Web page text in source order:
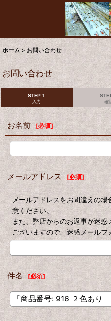
ホーム > お問い合わせ
お問い合わせ
STEP 1
入力
確
お名前 [必須]
メールアドレス [必須]
メールアドレスをお間違えの
意ください。
また、弊店からのお返事が迷
ございますので、迷惑メールフ
件名 [必須]